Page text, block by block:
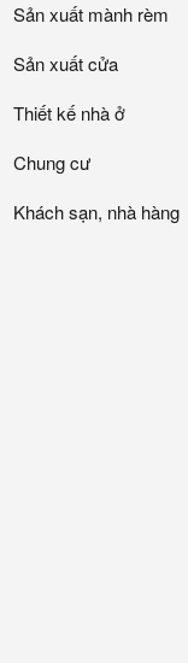
Sản xuất mành rèm
Sản xuất cửa
Thiết kế nhà ở
Chung cư
Khách sạn, nhà hàng